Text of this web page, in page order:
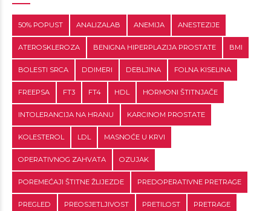
50% POPUST ANALIZALAB ANEMIJA ANESTEZIJE
ATEROSKLEROZA BENIGNA HIPERPLAZIJA PROSTATE BMI
BOLESTI SRCA DDIMERI DEBLJINA FOLNA KISELINA
FREEPSA FT3 FT4 HDL HORMONI ŠTITNJAČE
INTOLERANCIJA NA HRANU KARCINOM PROSTATE
KOLESTEROL LDL MASNOĆE U KRVI
OPERATIVNOG ZAHVATA OZUJAK
POREMEĆAJI ŠTITNE ŽLIJEZDE PREDOPERATIVNE PRETRAGE
PREGLED PREOSJETLJIVOST PRETILOST PRETRAGE